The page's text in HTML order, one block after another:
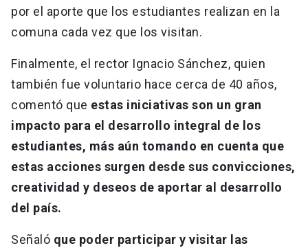
por el aporte que los estudiantes realizan en la
comuna cada vez que los visitan.
Finalmente, el rector Ignacio Sánchez, quien
también fue voluntario hace cerca de 40 años,
comentó que estas iniciativas son un gran
impacto para el desarrollo integral de los
estudiantes, más aún tomando en cuenta que
estas acciones surgen desde sus convicciones,
creatividad y deseos de aportar al desarrollo
del país.
Señaló que poder participar y visitar las